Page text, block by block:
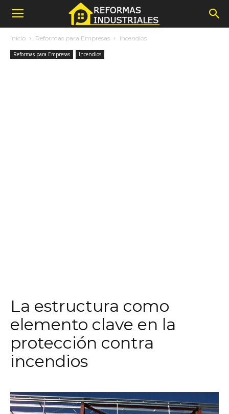
Inicio Reformas para Empresas Incendios
Reformas para Empresas Incendios
La estructura como
elemento clave en la
protección contra
incendios